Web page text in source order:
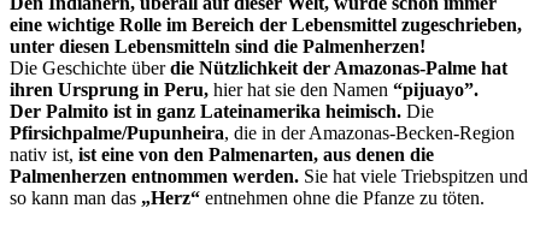
eine wichtige Rolle im Bereich der Lebensmittel zugeschrieben,
unter diesen Lebensmitteln sind die Palmenherzen!
Die Geschichte überdie Nützlichkeit der Amazonas-Palme hat
ihren Ursprung in Peru, hier hat sie den Namen “pijuayo”.
Der Palmito ist in ganz Lateinamerika heimisch. Die
Pfirsichpalme/Pupunheira, die in der Amazonas-Becken-Region
nativ ist, ist eine von den Palmenarten, aus denen die
Palmenherzen entnommen werden. Sie hat viele Triebspitzen und
so kann man das „Herz“ entnehmen ohne die Pfanze zu töten.